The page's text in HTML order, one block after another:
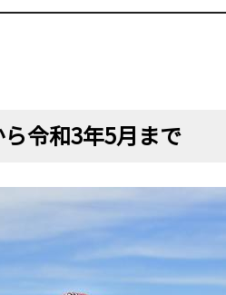
令和3年5月まで